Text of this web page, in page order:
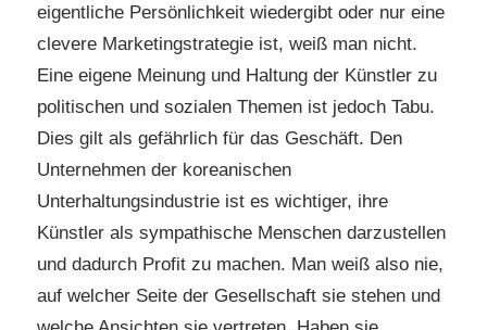
eigentliche Persönlichkeit wiedergibt oder nur eine
clevere Marketingstrategie ist, weiß man nicht.
Eine eigene Meinung und Haltung der Künstler zu
politischen und sozialen Themen ist jedoch Tabu.
Dies gilt als gefährlich für das Geschäft. Den
Unternehmen der koreanischen
Unterhaltungsindustrie ist es wichtiger, ihre
Künstler als sympathische Menschen darzustellen
und dadurch Profit zu machen. Man weiß also nie,
auf welcher Seite der Gesellschaft sie stehen und